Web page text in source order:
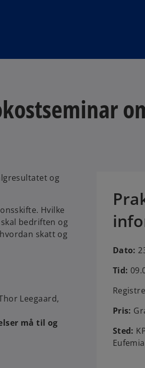
og
Hvilke
bedriften og
skatt og
Leegaard,
må til og
Dato:
Tid:
Pris:
Sted: